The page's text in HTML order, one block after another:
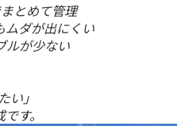
とめて管理
ムダが出にくい
ルが少ない
い」
す。